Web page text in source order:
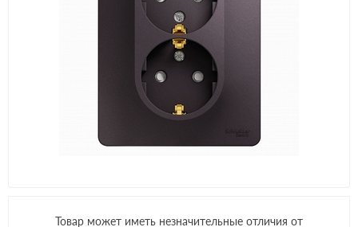
Товар может иметь незначительные отличия от